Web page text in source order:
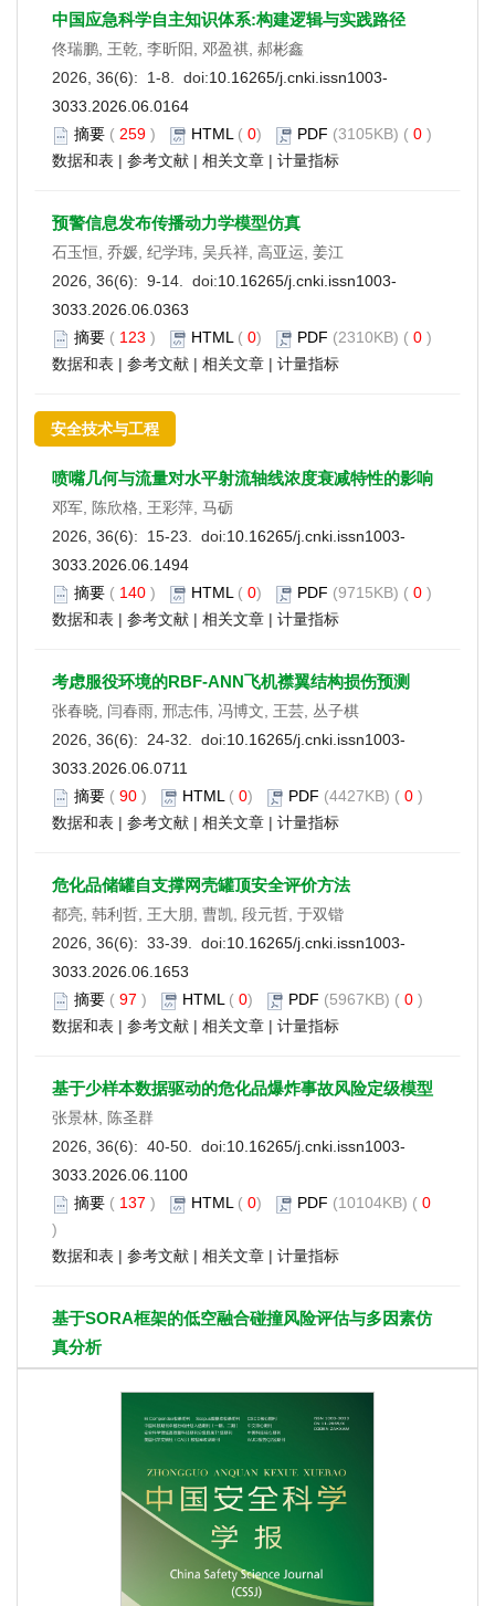
中国应急科学自主知识体系:构建逻辑与实践路径
佟瑞鹏, 王乾, 李昕阳, 邓盈祺, 郝彬鑫
2026, 36(6): 1-8. doi:10.16265/j.cnki.issn1003-
3033.2026.06.0164
摘要 ( 259 ) HTML( 0) PDF (3105KB) ( 0 )
数据和表 | 参考文献 | 相关文章 | 计量指标
预警信息发布传播动力学模型仿真
石玉恒, 乔媛, 纪学玮, 吴兵祥, 高亚运, 姜江
2026, 36(6): 9-14. doi:10.16265/j.cnki.issn1003-
3033.2026.06.0363
摘要 ( 123 ) HTML( 0) PDF (2310KB) ( 0 )
数据和表 | 参考文献 | 相关文章 | 计量指标
安全技术与工程
喷嘴几何与流量对水平射流轴线浓度衰减特性的影响
邓军, 陈欣格, 王彩萍, 马砺
2026, 36(6): 15-23. doi:10.16265/j.cnki.issn1003-
3033.2026.06.1494
摘要 ( 140 ) HTML( 0) PDF (9715KB) ( 0 )
数据和表 | 参考文献 | 相关文章 | 计量指标
考虑服役环境的RBF-ANN飞机襟翼结构损伤预测
张春晓, 闫春雨, 邢志伟, 冯博文, 王芸, 丛子棋
2026, 36(6): 24-32. doi:10.16265/j.cnki.issn1003-
3033.2026.06.0711
摘要 ( 90 ) HTML( 0) PDF (4427KB) ( 0 )
数据和表 | 参考文献 | 相关文章 | 计量指标
危化品储罐自支撑网壳罐顶安全评价方法
都亮, 韩利哲, 王大朋, 曹凯, 段元哲, 于双锴
2026, 36(6): 33-39. doi:10.16265/j.cnki.issn1003-
3033.2026.06.1653
摘要 ( 97 ) HTML( 0) PDF (5967KB) ( 0 )
数据和表 | 参考文献 | 相关文章 | 计量指标
基于少样本数据驱动的危化品爆炸事故风险定级模型
张景林, 陈圣群
2026, 36(6): 40-50. doi:10.16265/j.cnki.issn1003-
3033.2026.06.1100
摘要 ( 137 ) HTML( 0) PDF (10104KB) ( 0
)
数据和表 | 参考文献 | 相关文章 | 计量指标
基于SORA框架的低空融合碰撞风险评估与多因素仿
真分析
3033.2026.06.0207
| 参考文献|相关文章| 计量指标
机械式立体车库内自动喷水灭火系统抑制电动汽车火